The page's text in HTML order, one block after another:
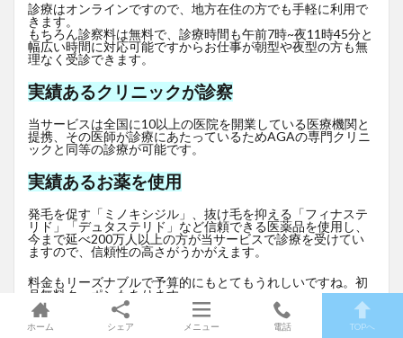
診療はオンラインですので、地方在住の方でも手軽に利用で
きます。
もちろん診察料は無料で、診療時間も午前7時~夜11時45分と
幅広い時間に対応可能ですからお仕事が朝型や夜型の方も無
理なく受診できます。
実績あるクリニックが診察
当サービスは全国に10以上の医院を開業している医療機関と
提携、その医師が診療にあたっているためAGAの専門クリニ
ックと同等の診療が可能です。
実績あるお薬を使用
発毛を促す「ミノキシジル」、抜け毛を抑える「フィナステ
リド」「デュタステリド」など信頼できる医薬品を使用し、
今まで延べ200万人以上の方が当サービスで診療を受けてい
ますので、信頼性の高さがうかがえます。
料金もリーズナブルで予算的にもとてもうれしいですね。初
月無料クーポンもあります。
今なら安心の全額返金制度もありますので、安心して診療を
ホーム シェア メニュー 電話 TOPへ